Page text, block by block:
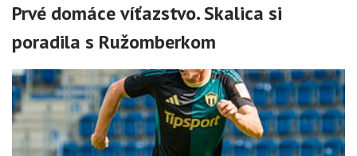
Prvé domáce víťazstvo. Skalica si
poradila s Ružomberkom